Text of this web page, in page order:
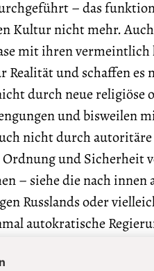
– das
Kultur nicht mehr.
mit ihren vermeintlich
und schaffen es
durch neue religiöse
und bisweilen
nicht durch autoritäre
und Sicherheit
– siehe die nach innen
Russlands oder
autokratische
Rumänien und